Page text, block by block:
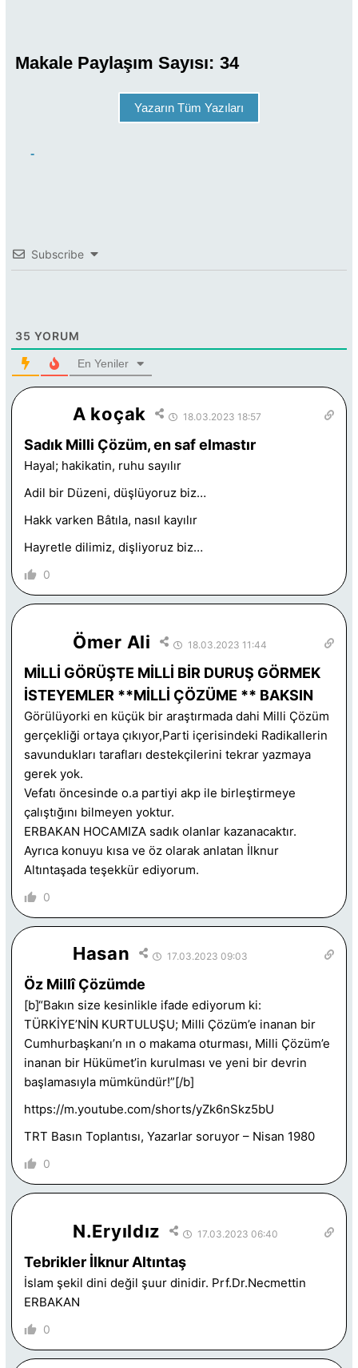
Makale Paylaşım Sayısı: 34
Yazarın Tüm Yazıları
-
Subscribe
35 YORUM
En Yeniler
A koçak 18.03.2023 18:57
Sadık Milli Çözüm, en saf elmastır
Hayal; hakikatin, ruhu sayılır
Adil bir Düzeni, düşlüyoruz biz…
Hakk varken Bâtıla, nasıl kayılır
Hayretle dilimiz, dişliyoruz biz…
0
Ömer Ali 18.03.2023 11:44
MİLLİ GÖRÜŞTE MİLLİ BİR DURUŞ GÖRMEK
İSTEYEMLER **MİLLİ ÇÖZÜME ** BAKSIN
Görülüyorki en küçük bir araştırmada dahi Milli Çözüm
gerçekliği ortaya çıkıyor,Parti içerisindeki Radikallerin
savundukları tarafları destekçilerini tekrar yazmaya
gerek yok.
Vefatı öncesinde o.a partiyi akp ile birleştirmeye
çalıştığını bilmeyen yoktur.
ERBAKAN HOCAMIZA sadık olanlar kazanacaktır.
Ayrıca konuyu kısa ve öz olarak anlatan İlknur
Altıntaşada teşekkür ediyorum.
0
Hasan 17.03.2023 09:03
Öz Millî Çözümde
[b]“Bakın size kesinlikle ifade ediyorum ki:
TÜRKİYE’NİN KURTULUŞU; Milli Çözüm’e inanan bir
Cumhurbaşkanı’n ın o makama oturması, Milli Çözüm’e
inanan bir Hükümet’in kurulması ve yeni bir devrin
başlamasıyla mümkündür!”[/b]
https://m.youtube.com/shorts/yZk6nSkz5bU
TRT Basın Toplantısı, Yazarlar soruyor – Nisan 1980
0
N.Eryıldız 17.03.2023 06:40
Tebrikler İlknur Altıntaş
İslam şekil dini değil şuur dinidir. Prf.Dr.Necmettin
ERBAKAN
0